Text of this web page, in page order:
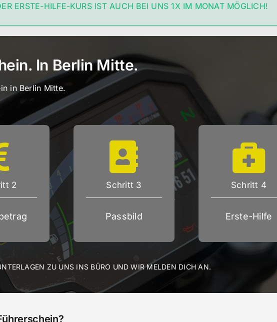
ERSTE-HILFE-KURS IST AUCH BEI UNS 1X IM MONAT MÖGLICH!
In Berlin Mitte.
in Berlin Mitte.
2 Schritt 3
Passbild
Schritt 4
Erste-Hilfe
ZU UNS INS BÜRO UND WIR MELDEN DICH AN.